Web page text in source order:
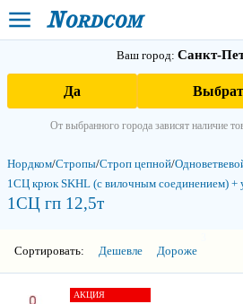
Ваш город: Санкт-
Да
От выбранного города зависят наличие
Нордком/Стропы/Строп цепной/
1СЦ крюк SKHL (с вилочным соединением) +
1СЦ гп 12,5т
Сортировать: Дешевле Дороже
АКЦИЯ